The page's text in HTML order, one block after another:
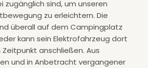
zugänglich sind, um unseren
zu erleichtern. Die
überall auf dem Campingplatz
kann sein Elektrofahrzeug dort
anschließen. Aus
und in Anbetracht vergangener